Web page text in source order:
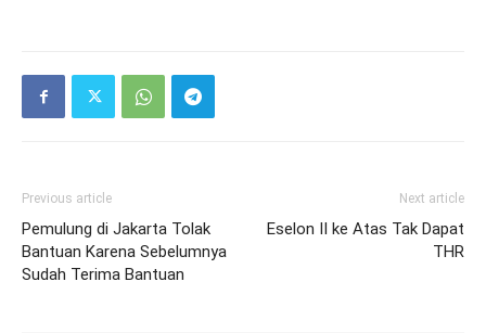
Previous article
Pemulung di Jakarta Tolak
Bantuan Karena Sebelumnya
Sudah Terima Bantuan
Next article
Eselon II ke Atas Tak Dapat
THR